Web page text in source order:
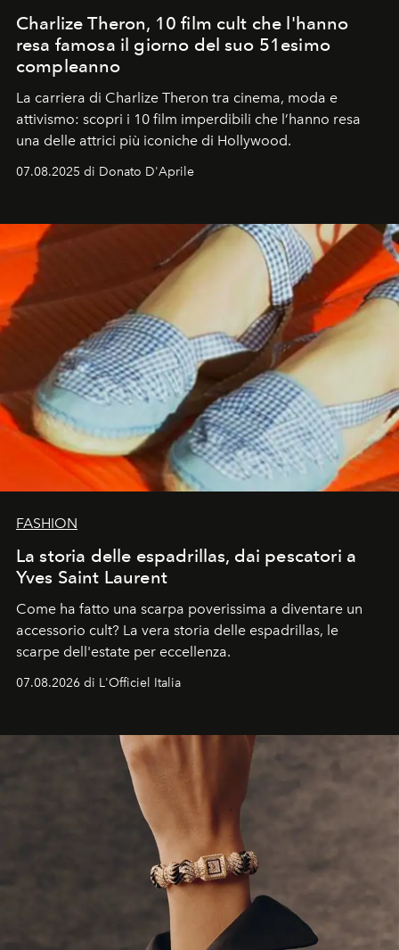
Charlize Theron, 10 film cult che l'hanno
resa famosa il giorno del suo 51esimo
compleanno
La carriera di Charlize Theron tra cinema, moda e
attivismo: scopri i 10 film imperdibili che l’hanno resa
una delle attrici più iconiche di Hollywood.
07.08.2025 di Donato D'Aprile
FASHION
La storia delle espadrillas, dai pescatori a
Yves Saint Laurent
Come ha fatto una scarpa poverissima a diventare un
accessorio cult? La vera storia delle espadrillas, le
scarpe dell'estate per eccellenza.
07.08.2026 di L'Officiel Italia